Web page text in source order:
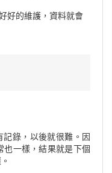
好的維護，資料就會
錄，以後就很難。因
一樣，結果就是下個